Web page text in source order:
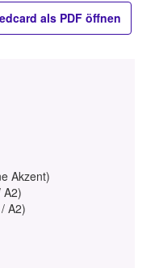
als PDF öffnen
Akzent)
A2)
A2)